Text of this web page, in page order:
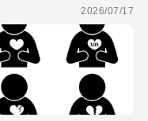
2026/07/17